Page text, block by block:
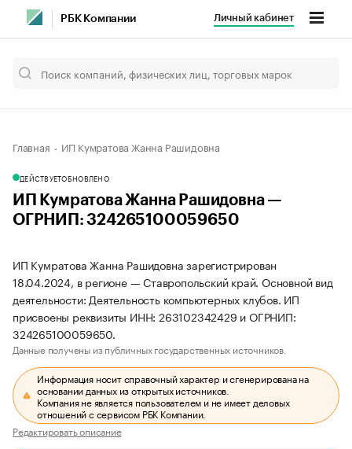
РБК Компании Личный кабинет
Главная ИП Кумратова Жанна Рашидовна
ДЕЙСТВУЕТОБНОВЛЕНО
ИП Кумратова Жанна Рашидовна —
ОГРНИП: 324265100059650
ИП Кумратова Жанна Рашидовна зарегистрирован
18.04.2024, в регионе — Ставропольский край. Основной вид
деятельности: Деятельность компьютерных клубов. ИП
присвоены реквизиты ИНН: 263102342429 и ОГРНИП:
324265100059650.
Данные получены из публичных государственных источников.
Информация носит справочный характер и сгенерирована на
основании данных из открытых источников.
Компания не является пользователем и не имеет деловых
отношений с сервисом РБК Компании.
Редактировать описание